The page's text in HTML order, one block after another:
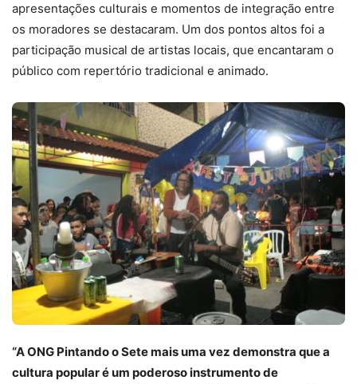
apresentações culturais e momentos de integração entre
os moradores se destacaram. Um dos pontos altos foi a
participação musical de artistas locais, que encantaram o
público com repertório tradicional e animado.
“A ONG Pintando o Sete mais uma vez demonstra que a
cultura popular é um poderoso instrumento de